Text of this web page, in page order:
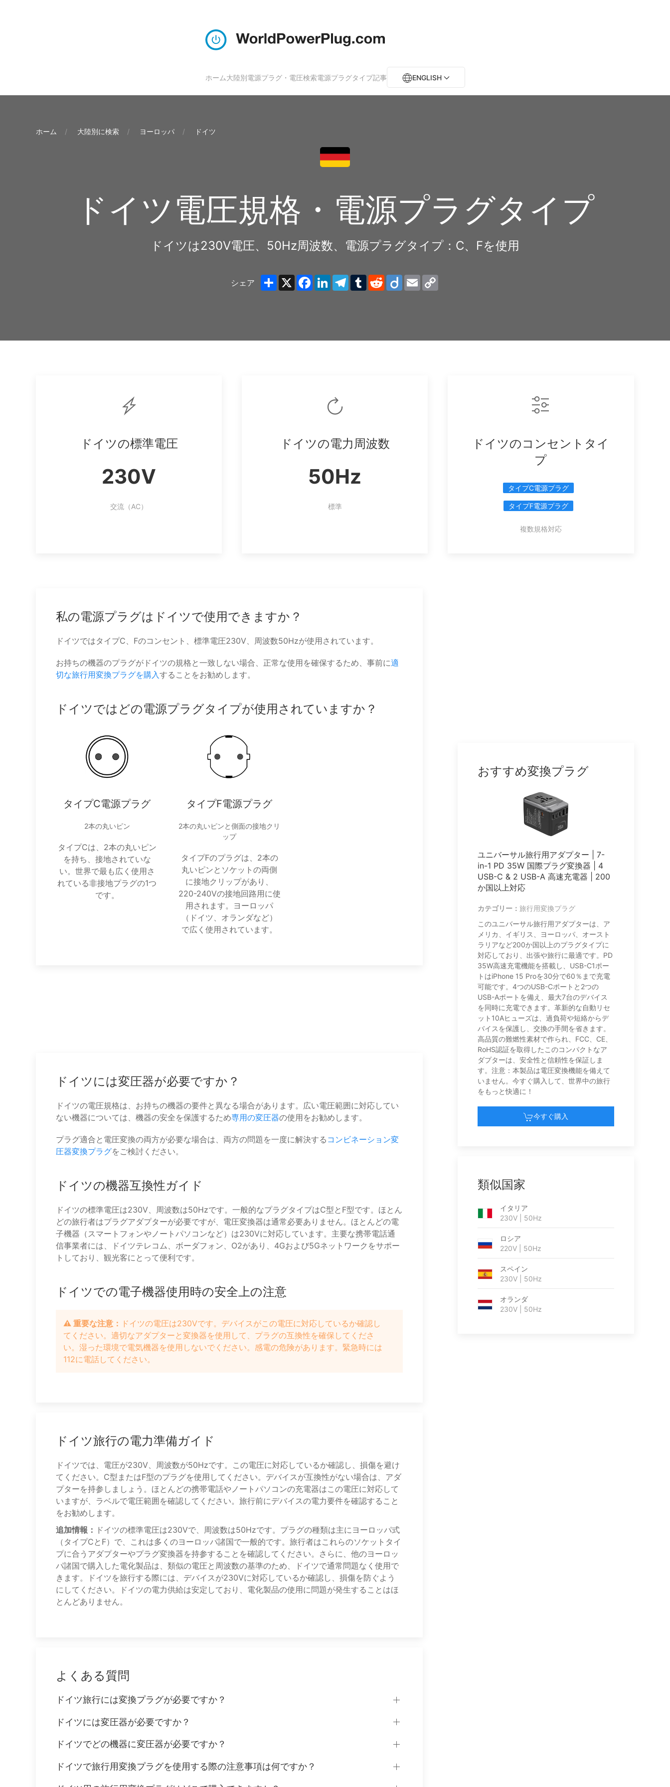
ホーム大陸別電源プラグ・電圧検索電源プラグタイプ記事 ENGLISH
ホーム 大陸別に検索 ヨーロッパ ドイツ
ドイツ電圧規格・電源プラグタイプ
ドイツは230V電圧、50Hz周波数、電源プラグタイプ：C、Fを使用
シェア ShareX Facebook
LinkedInTelegram
TumblrRedditDiigo Email
ドイツの標準電圧
230V
交流（AC）
ドイツの電力周波数
50Hz
標準
ドイツのコンセントタイ
プ
タイプC電源プラグ
タイプF電源プラグ
複数規格対応
私の電源プラグはドイツで使用できますか？
ドイツではタイプC、Fのコンセント、標準電圧230V、周波数50Hzが使用されています。
お持ちの機器のプラグがドイツの規格と一致しない場合、正常な使用を確保するため、事前に適
切な旅行用変換プラグを購入することをお勧めします。
ドイツではどの電源プラグタイプが使用されていますか？
タイプC電源プラグ
2本の丸いピン
タイプCは、2本の丸いピン
を持ち、接地されていな
い。世界で最も広く使用さ
れている非接地プラグの1つ
です。
タイプF電源プラグ
2本の丸いピンと側面の接地クリ
ップ
タイプFのプラグは、2本の
丸いピンとソケットの両側
に接地クリップがあり、
220-240Vの接地回路用に使
用されます。ヨーロッパ
（ドイツ、オランダなど）
で広く使用されています。
ドイツには変圧器が必要ですか？
ドイツの電圧規格は、お持ちの機器の要件と異なる場合があります。広い電圧範囲に対応してい
ない機器については、機器の安全を保護するため専用の変圧器の使用をお勧めします。
プラグ適合と電圧変換の両方が必要な場合は、両方の問題を一度に解決する コンビネーション変
圧器変換プラグをご検討ください。
ドイツの機器互換性ガイド
ドイツの標準電圧は230V、周波数は50Hzです。一般的なプラグタイプはC型とF型です。ほとん
どの旅行者はプラグアダプターが必要ですが、電圧変換器は通常必要ありません。ほとんどの電
子機器（スマートフォンやノートパソコンなど）は230Vに対応しています。主要な携帯電話通
信事業者には、ドイツテレコム、ボーダフォン、O2があり、4Gおよび5Gネットワークをサポー
トしており、観光客にとって便利です。
ドイツでの電子機器使用時の安全上の注意
⚠️ 重要な注意： ドイツの電圧は230Vです。デバイスがこの電圧に対応しているか確認し
てください。適切なアダプターと変換器を使用して、プラグの互換性を確保してくださ
い。湿った環境で電気機器を使用しないでください。感電の危険があります。緊急時には
112に電話してください。
ドイツ旅行の電力準備ガイド
ドイツでは、電圧が230V、周波数が50Hzです。この電圧に対応しているか確認し、損傷を避け
てください。C型またはF型のプラグを使用してください。デバイスが互換性がない場合は、アダ
プターを持参しましょう。ほとんどの携帯電話やノートパソコンの充電器はこの電圧に対応して
いますが、ラベルで電圧範囲を確認してください。旅行前にデバイスの電力要件を確認すること
をお勧めします。
追加情報： ドイツの標準電圧は230Vで、周波数は50Hzです。プラグの種類は主にヨーロッパ式
（タイプCとF）で、これは多くのヨーロッパ諸国で一般的です。旅行者はこれらのソケットタイ
プに合うアダプターやプラグ変換器を持参することを確認してください。さらに、他のヨーロッ
パ諸国で購入した電化製品は、類似の電圧と周波数の基準のため、ドイツで通常問題なく使用で
きます。ドイツを旅行する際には、デバイスが230Vに対応しているか確認し、損傷を防ぐよう
にしてください。ドイツの電力供給は安定しており、電化製品の使用に問題が発生することはほ
とんどありません。
よくある質問
ドイツ旅行には変換プラグが必要ですか？
ドイツには変圧器が必要ですか？
ドイツでどの機器に変圧器が必要ですか？
ドイツで旅行用変換プラグを使用する際の注意事項は何ですか？
おすすめ変換プラグ
ユニバーサル旅行用アダプター | 7-
in-1 PD 35W 国際プラグ変換器 | 4
USB-C & 2 USB-A 高速充電器 | 200
か国以上対応
カテゴリー：旅行用変換プラグ
このユニバーサル旅行用アダプターは、ア
メリカ、イギリス、ヨーロッパ、オースト
ラリアなど200か国以上のプラグタイプに
対応しており、出張や旅行に最適です。PD
35W高速充電機能を搭載し、USB-C1ポー
トはiPhone 15 Proを30分で60％まで充電
可能です。4つのUSB-Cポートと2つの
USB-Aポートを備え、最大7台のデバイス
を同時に充電できます。革新的な自動リセ
ット10Aヒューズは、過負荷や短絡からデ
バイスを保護し、交換の手間を省きます。
高品質の難燃性素材で作られ、FCC、CE、
RoHS認証を取得したこのコンパクトなア
ダプターは、安全性と信頼性を保証しま
す。注意：本製品は電圧変換機能を備えて
いません。今すぐ購入して、世界中の旅行
をもっと快適に！
今すぐ購入
類似国家
イタリア
230V | 50Hz
ロシア
220V | 50Hz
スペイン
230V | 50Hz
オランダ
230V | 50Hz